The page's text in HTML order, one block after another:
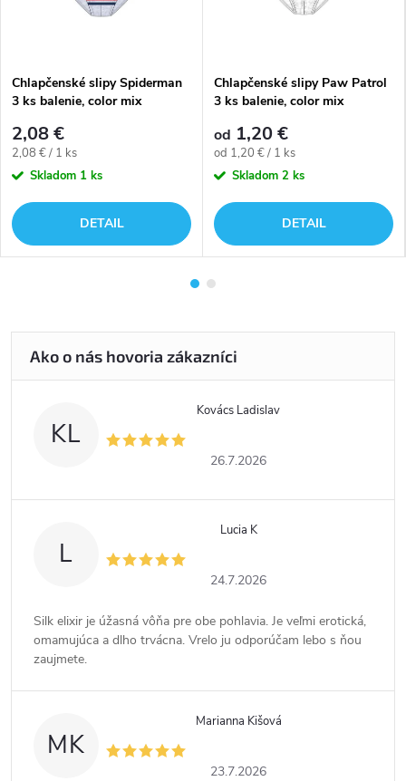
Chlapčenské slipy Spiderman
3 ks balenie, color mix
2,08 €
Jednotková
cena:
2,08 € / 1 ks
Skladom 1 ks
DETAIL
Chlapčenské slipy Paw Patrol
3 ks balenie, color mix
od 1,20 €
Jednotková
cena:
od 1,20 € / 1 ks
Skladom 2 ks
DETAIL
KL
Kovács Ladislav
26.7.2026
L
Lucia K
24.7.2026
Silk elixir je úžasná vôňa pre obe pohlavia. Je veľmi erotická,
omamujúca a dlho trvácna. Vrelo ju odporúčam lebo s ňou
zaujmete.
MK
Marianna Kišová
23.7.2026